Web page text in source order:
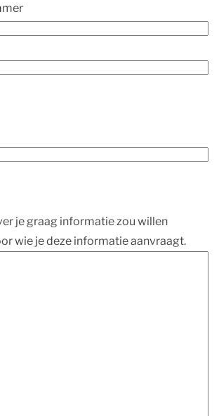
je graag informatie zou willen
wie je deze informatie aanvraagt.